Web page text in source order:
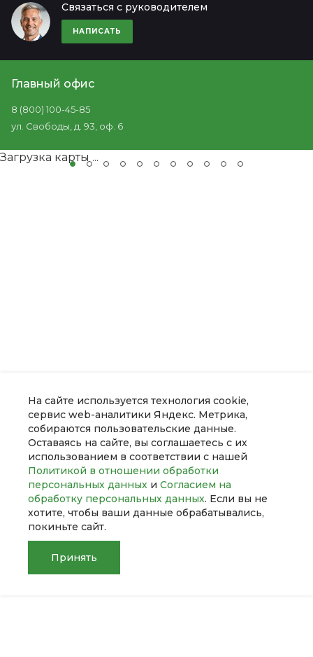
На сайте используется технология cookie,
сервис web-аналитики Яндекс. Метрика,
собираются пользовательские данные.
Оставаясь на сайте, вы соглашаетесь с их
использованием в соответствии с нашей
Политикой в отношении обработки
персональных данных и Согласием на
обработку персональных данных. Если вы не
хотите, чтобы ваши данные обрабатывались,
покиньте сайт.
Принять
Связаться с руководителем
НАПИСАТЬ
Главный офис
8 (800) 100-45-85
ул. Свободы, д. 93, оф. 6
Загрузка карты ...
О компании